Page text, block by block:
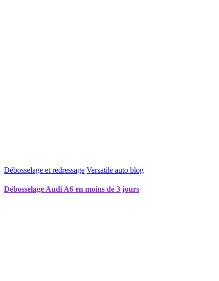
Débosselage et redressage Versatile auto blog
Débosselage Audi A6 en moins de 3 jours